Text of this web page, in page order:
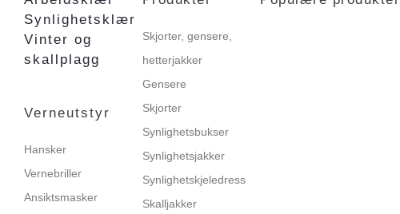
Synlighetsklær
Vinter og
skallplagg
Verneutstyr
Hansker
Vernebriller
Ansiktsmasker
Skjorter, gensere,
hetterjakker
Gensere
Skjorter
Synlighetsbukser
Synlighetsjakker
Synlighetskjeledress
Skalljakker